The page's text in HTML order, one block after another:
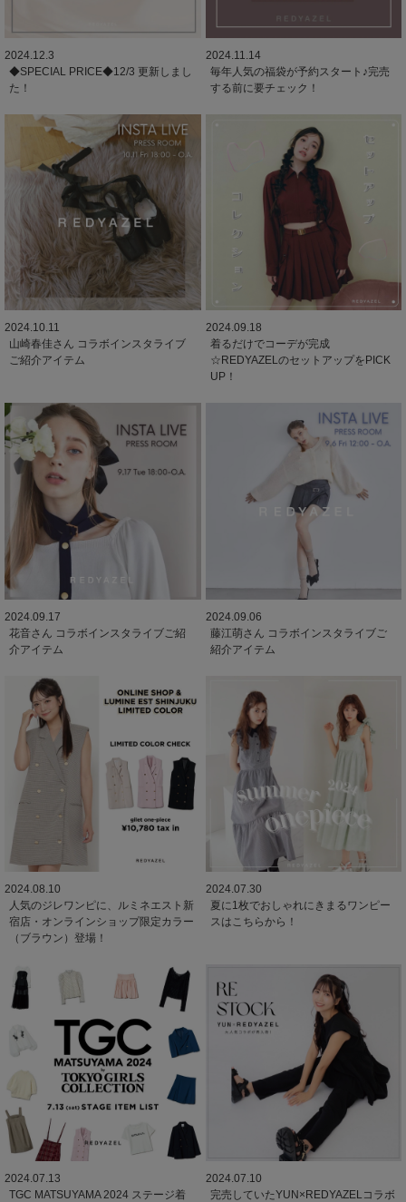
2024.12.3
◆SPECIAL PRICE◆12/3 更新しまし
た！
2024.11.14
毎年人気の福袋が予約スタート♪完売
する前に要チェック！
2024.10.11
山崎春佳さん コラボインスタライブ
ご紹介アイテム
2024.09.18
着るだけでコーデが完成
☆REDYAZELのセットアップをPICK
UP！
2024.09.17
花音さん コラボインスタライブご紹
介アイテム
2024.09.06
藤江萌さん コラボインスタライブご
紹介アイテム
2024.08.10
人気のジレワンピに、ルミネエスト新
宿店・オンラインショップ限定カラー
（ブラウン）登場！
2024.07.30
夏に1枚でおしゃれにきまるワンピー
スはこちらから！
2024.07.13
TGC MATSUYAMA 2024 ステージ着
2024.07.10
完売していたYUN×REDYAZELコラボ